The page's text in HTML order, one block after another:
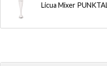
Licua Mixer